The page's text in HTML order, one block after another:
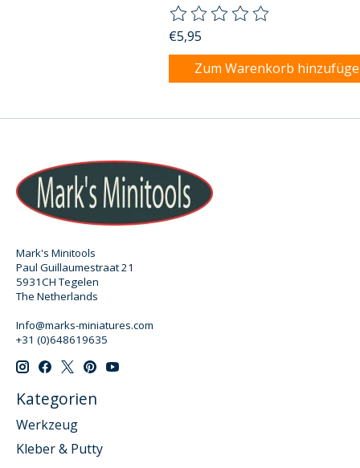
Die Bewertung dieses
€5,95
Zum Warenkorb
Mark's Minitools
Paul Guillaumestraat 21
5931CH Tegelen
The Netherlands
Info@marks-miniatures.com
+31 (0)648619635
Kategorien
Werkzeug
Kleber & Putty